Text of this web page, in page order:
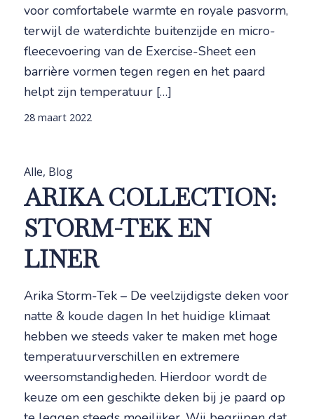
voor comfortabele warmte en royale pasvorm,
terwijl de waterdichte buitenzijde en micro-
fleecevoering van de Exercise-Sheet een
barrière vormen tegen regen en het paard
helpt zijn temperatuur […]
28 maart 2022
Alle, Blog
ARIKA COLLECTION:
STORM-TEK EN
LINER
Arika Storm-Tek – De veelzijdigste deken voor
natte & koude dagen In het huidige klimaat
hebben we steeds vaker te maken met hoge
temperatuurverschillen en extremere
weersomstandigheden. Hierdoor wordt de
keuze om een geschikte deken bij je paard op